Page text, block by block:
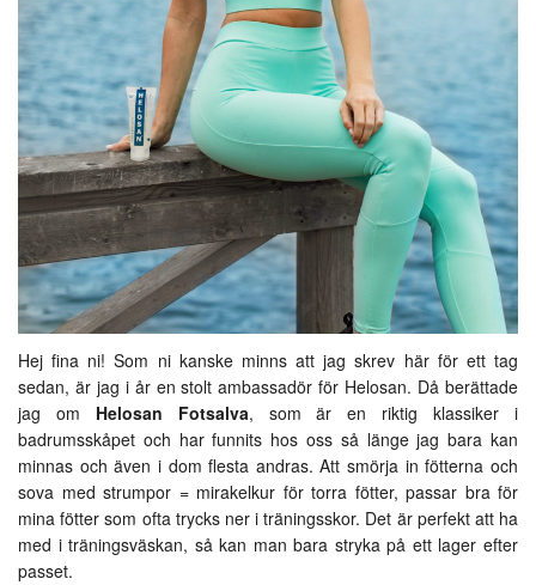
Hej fina ni! Som ni kanske minns att jag skrev här för ett tag
sedan, är jag i år en stolt ambassadör för Helosan. Då berättade
jag om Helosan Fotsalva, som är en riktig klassiker i
badrumsskåpet och har funnits hos oss så länge jag bara kan
minnas och även i dom flesta andras. Att smörja in fötterna och
sova med strumpor = mirakelkur för torra fötter, passar bra för
mina fötter som ofta trycks ner i träningsskor. Det är perfekt att ha
med i träningsväskan, så kan man bara stryka på ett lager efter
passet.